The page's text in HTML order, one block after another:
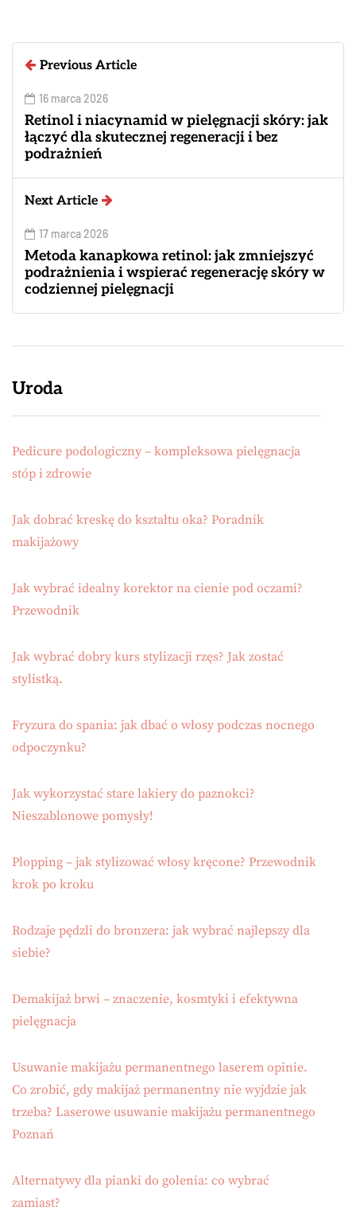
Previous Article
16 marca 2026
Retinol i niacynamid w pielęgnacji skóry: jak
łączyć dla skutecznej regeneracji i bez
podrażnień
Next Article
17 marca 2026
Metoda kanapkowa retinol: jak zmniejszyć
podrażnienia i wspierać regenerację skóry w
codziennej pielęgnacji
Uroda
Pedicure podologiczny – kompleksowa pielęgnacja
stóp i zdrowie
Jak dobrać kreskę do kształtu oka? Poradnik
makijażowy
Jak wybrać idealny korektor na cienie pod oczami?
Przewodnik
Jak wybrać dobry kurs stylizacji rzęs? Jak zostać
stylistką.
Fryzura do spania: jak dbać o włosy podczas nocnego
odpoczynku?
Jak wykorzystać stare lakiery do paznokci?
Nieszablonowe pomysły!
Plopping – jak stylizować włosy kręcone? Przewodnik
krok po kroku
Rodzaje pędzli do bronzera: jak wybrać najlepszy dla
siebie?
Demakijaż brwi – znaczenie, kosmtyki i efektywna
pielęgnacja
Usuwanie makijażu permanentnego laserem opinie.
Co zrobić, gdy makijaż permanentny nie wyjdzie jak
trzeba? Laserowe usuwanie makijażu permanentnego
Poznań
Alternatywy dla pianki do golenia: co wybrać
zamiast?